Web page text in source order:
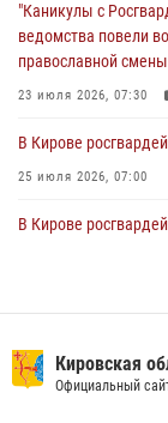
01 августа 2026, 09:39
"Каникулы с
ведомства повели
православной
23 июля 2026, 07:30
В Кирове
25 июля 2026, 07:00
В Кирове
вневедомственную
22 июля 2026, 14:51
Кировская
Официальный